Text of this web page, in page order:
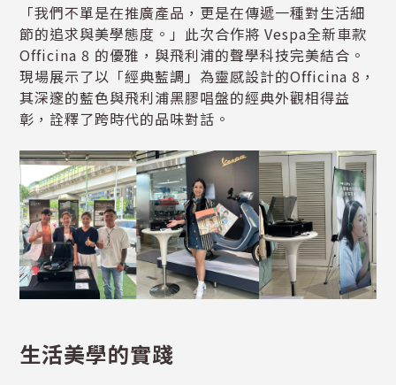
「我們不單是在推廣產品，更是在傳遞一種對生活細
節的追求與美學態度。」此次合作將 Vespa全新車款
Officina 8 的優雅，與飛利浦的聲學科技完美結合。
現場展示了以「經典藍調」為靈感設計的Officina 8，
其深邃的藍色與飛利浦黑膠唱盤的經典外觀相得益
彰，詮釋了跨時代的品味對話。
生活美學的實踐